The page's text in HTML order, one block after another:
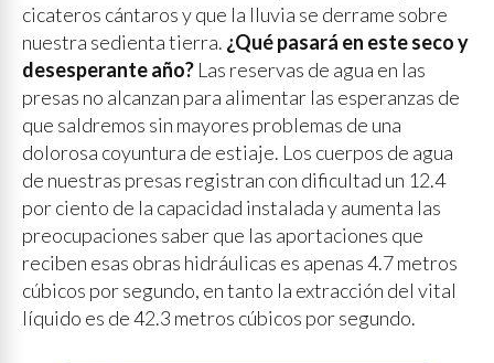
cicateros cántaros y que la lluvia se derrame sobre
nuestra sedienta tierra. ¿Qué pasará en este seco y
desesperante año? Las reservas de agua en las
presas no alcanzan para alimentar las esperanzas de
que saldremos sin mayores problemas de una
dolorosa coyuntura de estiaje. Los cuerpos de agua
de nuestras presas registran con dificultad un 12.4
por ciento de la capacidad instalada y aumenta las
preocupaciones saber que las aportaciones que
reciben esas obras hidráulicas es apenas 4.7 metros
cúbicos por segundo, en tanto la extracción del vital
líquido es de 42.3 metros cúbicos por segundo.